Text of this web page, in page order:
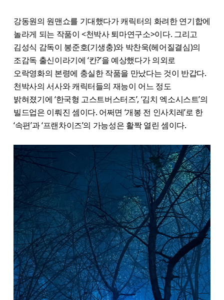
강동원의 원맨쇼를 기대했다가 캐릭터의 화려한 연기합에
놀라게 되는 작품이 <천박사 퇴마연구소>이다. 그리고
김성식 감독이 봉준호(기생충)와 박찬욱(헤어질결심)의
조감독 출신이라기에 ‘칸?’을 예상했다가 의외로
오락영화의 본령에 충실한 작품을 만났다는 것이 반갑다.
천박사의 서사와 캐릭터들의 재능이 어느 정도
밝혀졌기에 ‘한국형 고스트버스터즈’, ‘김치 엑소시스트’의
빌드업은 이뤄진 셈이다. 어쩌면 ‘개봉 전 인사치레’로 한
‘속편’과 ‘프랜차이즈’의 가능성은 활짝 열린 셈이다.